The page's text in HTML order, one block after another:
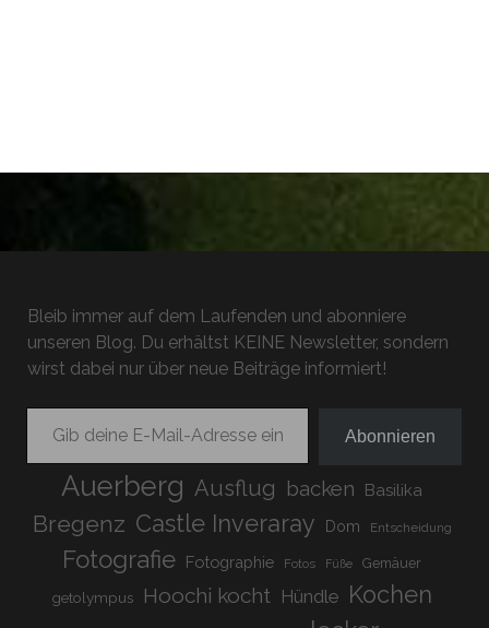
Bleib immer auf dem Laufenden und abonniere
unseren Blog. Du erhältst KEINE Newsletter, sondern
wirst dabei nur über neue Beiträge informiert!
Gib deine E-Mail-Adresse ein ...
Abonnieren
Auerberg Ausflug backen Basilika
Bregenz Castle Inveraray Dom Entscheidung
Fotografie Fotographie Fotos Füße Gemäuer
getolympus Hoochi kocht Hündle Kochen